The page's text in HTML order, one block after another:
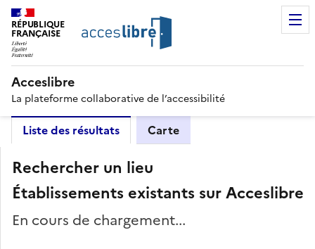
RÉPUBLIQUE
FRANÇAISE
Acceslibre
La plateforme collaborative de l’accessibilité
Liste des résultats Carte
Rechercher un lieu
Établissements existants sur Acceslibre
En cours de chargement...